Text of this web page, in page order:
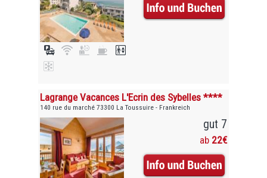
Lagrange Vacances L'Ecrin des Sybelles ****
140 rue du marché 73300 La Toussuire - Frankreich
gut 7
ab 22€